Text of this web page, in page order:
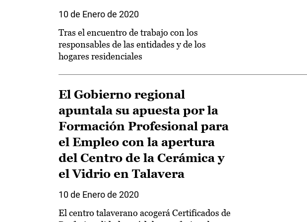
10 de Enero de 2020
Tras el encuentro de trabajo con los
responsables de las entidades y de los
hogares residenciales
El Gobierno regional
apuntala su apuesta por la
Formación Profesional para
el Empleo con la apertura
del Centro de la Cerámica y
el Vidrio en Talavera
10 de Enero de 2020
El centro talaverano acogerá Certificados de